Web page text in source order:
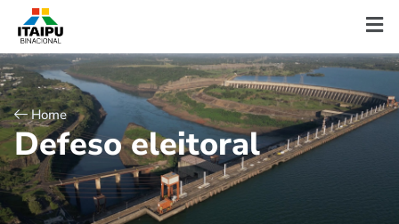
Home
Defeso eleitoral